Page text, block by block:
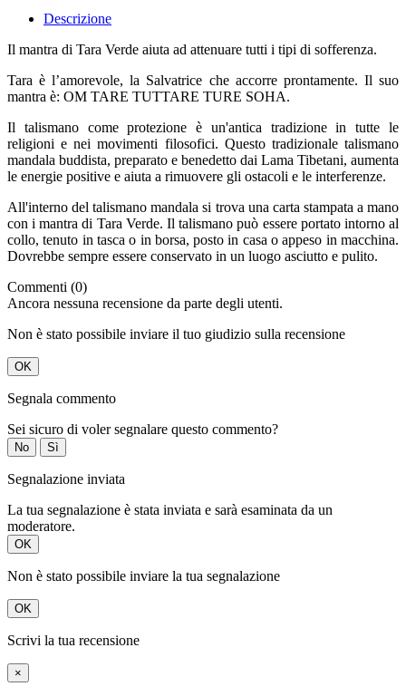
Descrizione
Il mantra di Tara Verde aiuta ad attenuare tutti i tipi di sofferenza.
Tara è l’amorevole, la Salvatrice che accorre prontamente. Il suo
mantra è: OM TARE TUTTARE TURE SOHA.
Il talismano come protezione è un'antica tradizione in tutte le
religioni e nei movimenti filosofici. Questo tradizionale talismano
mandala buddista, preparato e benedetto dai Lama Tibetani, aumenta
le energie positive e aiuta a rimuovere gli ostacoli e le interferenze.
All'interno del talismano mandala si trova una carta stampata a mano
con i mantra di Tara Verde. Il talismano può essere portato intorno al
collo, tenuto in tasca o in borsa, posto in casa o appeso in macchina.
Dovrebbe sempre essere conservato in un luogo asciutto e pulito.
Commenti (0)
Ancora nessuna recensione da parte degli utenti.
Non è stato possibile inviare il tuo giudizio sulla recensione
OK
Segnala commento
Sei sicuro di voler segnalare questo commento?
No Sì
Segnalazione inviata
La tua segnalazione è stata inviata e sarà esaminata da un
moderatore.
OK
Non è stato possibile inviare la tua segnalazione
OK
Scrivi la tua recensione
×